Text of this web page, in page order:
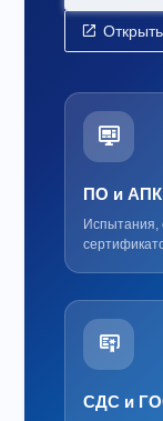
ПО и АПК
Испытания,
СДС и